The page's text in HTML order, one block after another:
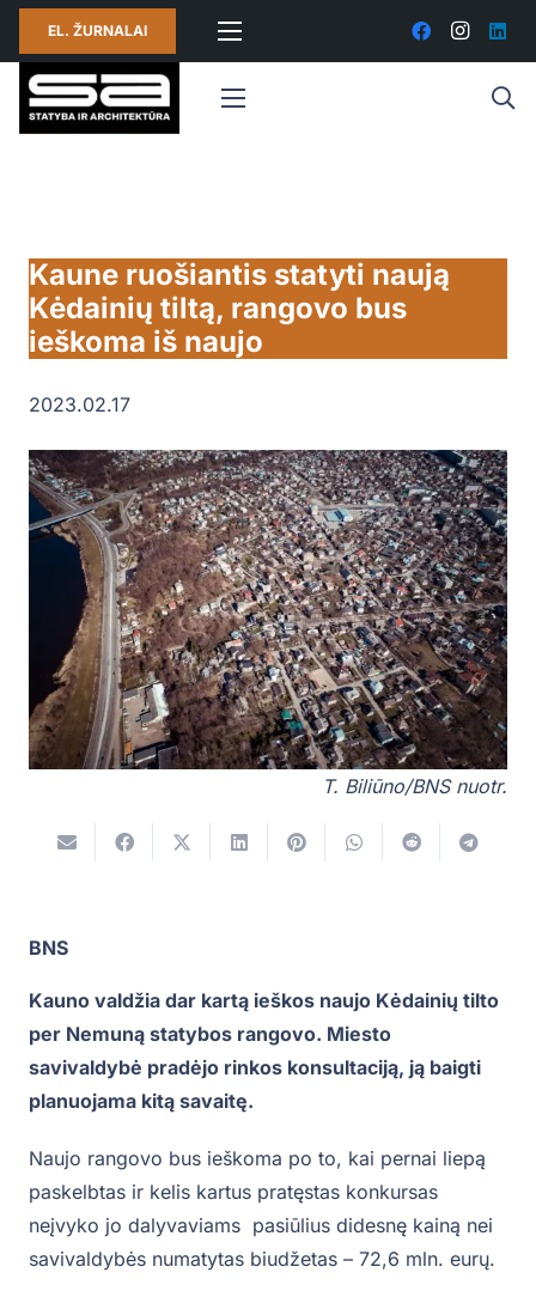
EL. ŽURNALAI
Kaune ruošiantis statyti naują
Kėdainių tiltą, rangovo bus
ieškoma iš naujo
2023.02.17
T. Biliūno/BNS nuotr.
BNS
Kauno valdžia dar kartą ieškos naujo Kėdainių tilto
per Nemuną statybos rangovo. Miesto
savivaldybė pradėjo rinkos konsultaciją, ją baigti
planuojama kitą savaitę.
Naujo rangovo bus ieškoma po to, kai pernai liepą
paskelbtas ir kelis kartus pratęstas konkursas
neįvyko jo dalyvaviams pasiūlius didesnę kainą nei
savivaldybės numatytas biudžetas – 72,6 mln. eurų.